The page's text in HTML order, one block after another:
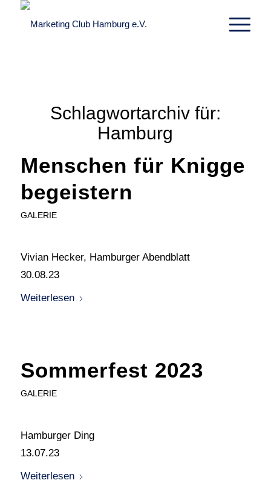
Schlagwortarchiv für:
Hamburg
Menschen für Knigge
begeistern
GALERIE
Vivian Hecker, Hamburger Abendblatt
30.08.23
Weiterlesen
Sommerfest 2023
GALERIE
Hamburger Ding
13.07.23
Weiterlesen